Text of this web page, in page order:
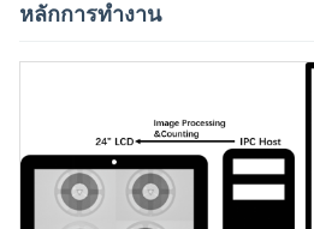
หลักการทํางาน